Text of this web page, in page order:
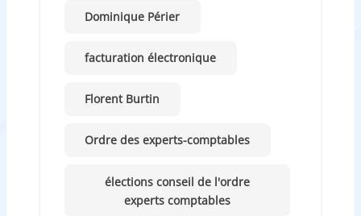
Dominique Périer
facturation électronique
Florent Burtin
Ordre des experts-comptables
élections conseil de l'ordre
experts comptables